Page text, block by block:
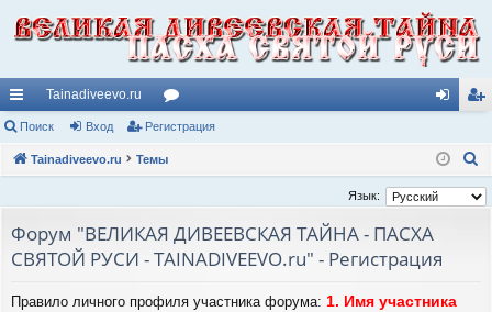
с
ы
и
Tainadiveevo.ru
ор
ум д ис
тр
Поиск Вход Регистрация
Tainadiveevo.ru Темы
и
Язык:
Форум "ВЕЛИКАЯ ДИВЕЕВСКАЯ ТАЙНА - ПАСХА
СВЯТОЙ РУСИ - TAINADIVEEVO.ru" - Регистрация
Правило личного профиля участника форума: 1. Имя участника